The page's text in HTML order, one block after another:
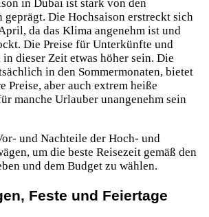
in Dubai ist stark von den
geprägt. Die Hochsaison erstreckt sich
da das Klima angenehm ist und
Die Preise für Unterkünfte und
dieser Zeit etwas höher sein. Die
in den Sommermonaten, bietet
Preise, aber auch extrem heiße
manche Urlauber unangenehm sein
und Nachteile der Hoch- und
um die beste Reisezeit gemäß den
und dem Budget zu wählen.
Feste und Feiertage